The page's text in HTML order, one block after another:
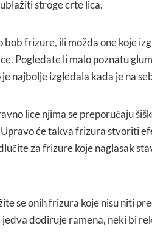
stroge crte lica.
bob frizure, ili možda one koje
Pogledate li malo poznatu
najbolje izgledala kada je na
lice njima se preporučaju
će takva frizura stvoriti
za frizure koje naglasak
se onih frizura koje nisu niti
jedva dodiruje ramena, neki bi